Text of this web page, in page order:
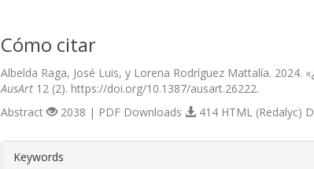
Cómo citar
Albelda Raga, José Luis, y Lorena Rodríguez Mattalía. 2024.
AusArt 12 (2). https://doi.org/10.1387/ausart.26222.
Abstract 2038 | PDF Downloads 414 HTML (Redalyc)
Keywords